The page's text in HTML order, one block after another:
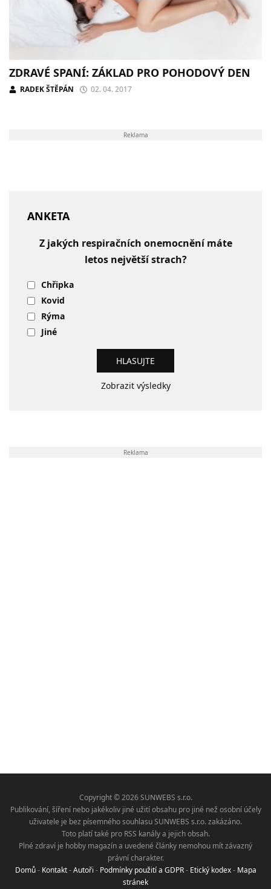
ZDRAVÉ SPANÍ: ZÁKLAD PRO POHODOVÝ DEN
RADEK ŠTĚPÁN 02. 04. 2017
Reklama
ANKETA
Z jakých respiračních onemocnění máte
letos největší strach?
Chřipka
Kovid
Rýma
Jiné
Zobrazit výsledky
Reklama
Copyright © 2026 SUNWEBS s.r.o.
Publikování, šíření nebo jakékoliv jiné užití obsahu pro jiné než osobní účely
uživatele je bez písemného souhlasu SUNWEBS s.r.o. zakázáno.
Toto platí také pro RSS kanály a jejich obsah.
Plné zdraví je hobby magazín a uvedené články nemohou mít závazný
právní charakter.
Domů- Kontakt-Autoři - Podmínky použití a GDPR- Etický kodex- Mapa
stránek